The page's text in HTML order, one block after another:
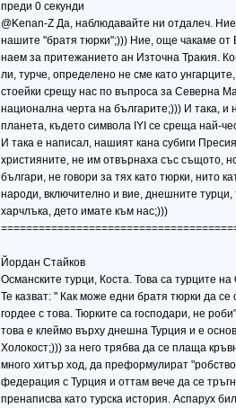
преди 0 секунди
@Kenan-Z Да, наблюдавайте ни отдалеч.
нашите "братя тюрки";))) Ние, още чакаме от
наем за притежанието ан Източна Тракия.
ли, турче, определено не сме като
стоейки срещу нас по въпроса за Северна
национална черта на българите;))) И така, и
планета, където символа IYI се среща най-
И така е написал, нашият кана субиги
християните, не им отвърнаха със същото,
българи, не говори за тях като тюрки, нито
народи, включително и вие, днешните
харчлъка, дето имате към нас;)))
Йордан Стайков
Османските турци, Коста. Това са турците
Те казват: " Как може едни братя тюрки да
гордее с това. Тюрките са господари, не
това е клеймо върху днешна Турция и е
Холокост;))) за него трябва да се плаща
много хитър ход, да преформулират
федерация с Турция и оттам вече да се
пренаписва като турска история. Аспарух